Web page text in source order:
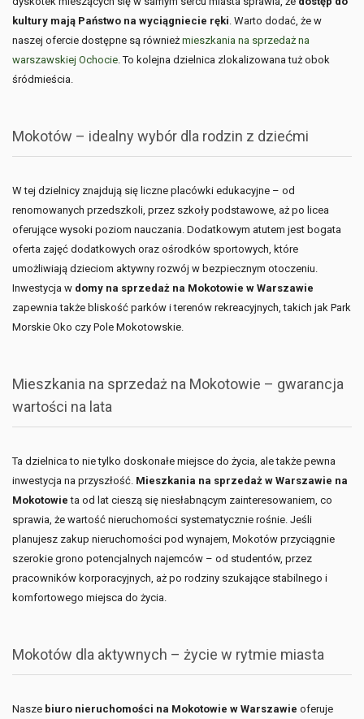
kultury mają Państwo na wyciągniecie ręki. Warto dodać, że w
naszej ofercie dostępne są również mieszkania na sprzedaż na
warszawskiej Ochocie. To kolejna dzielnica zlokalizowana tuż obok
śródmieścia.
Mokotów – idealny wybór dla rodzin z dziećmi
W tej dzielnicy znajdują się liczne placówki edukacyjne – od
renomowanych przedszkoli, przez szkoły podstawowe, aż po licea
oferujące wysoki poziom nauczania. Dodatkowym atutem jest bogata
oferta zajęć dodatkowych oraz ośrodków sportowych, które
umożliwiają dzieciom aktywny rozwój w bezpiecznym otoczeniu.
Inwestycja w domy na sprzedaż na Mokotowie w Warszawie
zapewnia także bliskość parków i terenów rekreacyjnych, takich jak Park
Morskie Oko czy Pole Mokotowskie.
Mieszkania na sprzedaż na Mokotowie – gwarancja
wartości na lata
Ta dzielnica to nie tylko doskonałe miejsce do życia, ale także pewna
inwestycja na przyszłość. Mieszkania na sprzedaż w Warszawie na
Mokotowie ta od lat cieszą się niesłabnącym zainteresowaniem, co
sprawia, że wartość nieruchomości systematycznie rośnie. Jeśli
planujesz zakup nieruchomości pod wynajem, Mokotów przyciągnie
szerokie grono potencjalnych najemców – od studentów, przez
pracowników korporacyjnych, aż po rodziny szukające stabilnego i
komfortowego miejsca do życia.
Mokotów dla aktywnych – życie w rytmie miasta
Nasze biuro nieruchomości na Mokotowie w Warszawie oferuje